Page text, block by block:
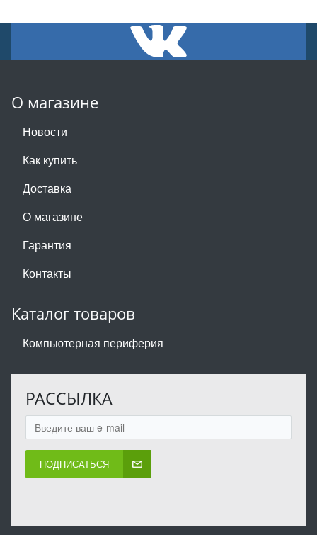
О магазине
Новости
Как купить
Доставка
О магазине
Гарантия
Контакты
Каталог товаров
Компьютерная периферия
РАССЫЛКА
ПОДПИСАТЬСЯ